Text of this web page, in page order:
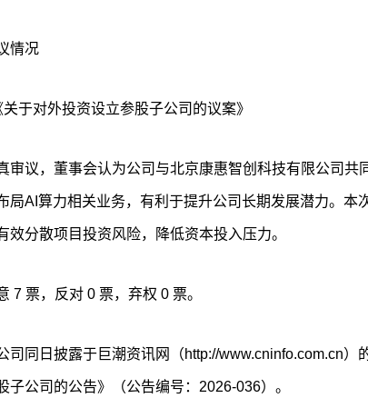
情况
于对外投资设立参股子公司的议案》
审议，董事会认为公司与北京康惠智创科技有限公司共
局AI算力相关业务，有利于提升公司长期发展潜力。本
效分散项目投资风险，降低资本投入压力。
7 票，反对 0 票，弃权 0 票。
司同日披露于巨潮资讯网（http://www.cninfo.com.cn）
子公司的公告》（公告编号：2026-036）。